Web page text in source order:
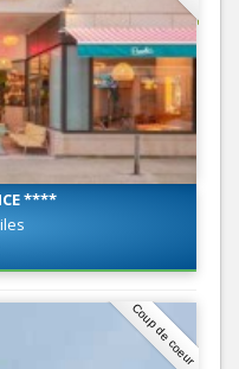
****
Coup de coeur